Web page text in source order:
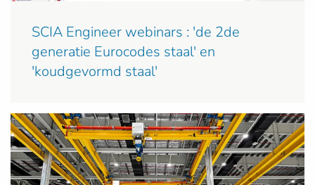
SCIA Engineer webinars : 'de 2de
generatie Eurocodes staal' en
'koudgevormd staal'